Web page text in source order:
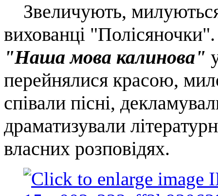
Звеличують,
вихованці
"Наша мова калинова"
перейнялися красою,
співали пісні,
драматизували
власних розповідях.